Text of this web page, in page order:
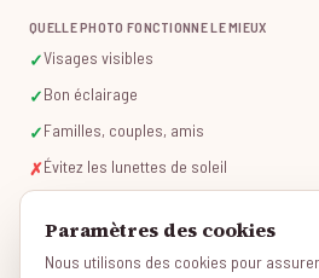
Paramètres des cookies
Nous utilisons des cookies pour
QUELLE PHOTO FONCTIONNE LE MIEUX
✓Visages visibles
✓Bon éclairage
✓Familles, couples, amis
✗Évitez les lunettes de soleil
photo individuelle pour de